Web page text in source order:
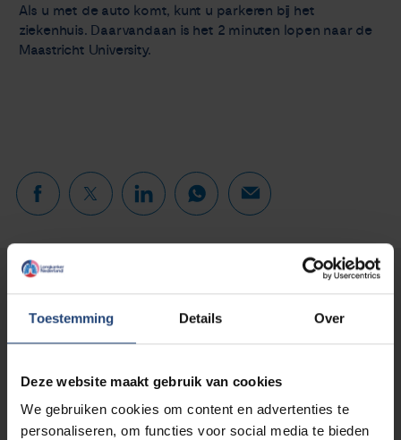
Toestemming Details Over
Deze website maakt gebruik van cookies
We gebruiken cookies om content en advertenties te
personaliseren, om functies voor social media te bieden
Als u met de auto komt, kunt u parkeren bij het
ziekenhuis. Daarvandaan is het 2 minuten lopen naar de
Maastricht University.
Lees verder...